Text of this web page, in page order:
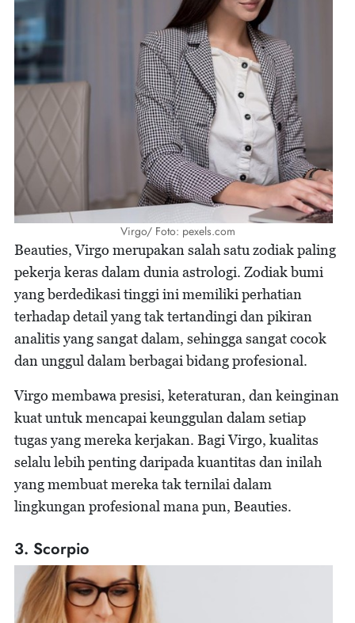
Virgo/ Foto: pexels.com
Beauties, Virgo merupakan salah satu zodiak paling
pekerja keras dalam dunia astrologi. Zodiak bumi
yang berdedikasi tinggi ini memiliki perhatian
terhadap detail yang tak tertandingi dan pikiran
analitis yang sangat dalam, sehingga sangat cocok
dan unggul dalam berbagai bidang profesional.
Virgo membawa presisi, keteraturan, dan keinginan
kuat untuk mencapai keunggulan dalam setiap
tugas yang mereka kerjakan. Bagi Virgo, kualitas
selalu lebih penting daripada kuantitas dan inilah
yang membuat mereka tak ternilai dalam
lingkungan profesional mana pun, Beauties.
3. Scorpio